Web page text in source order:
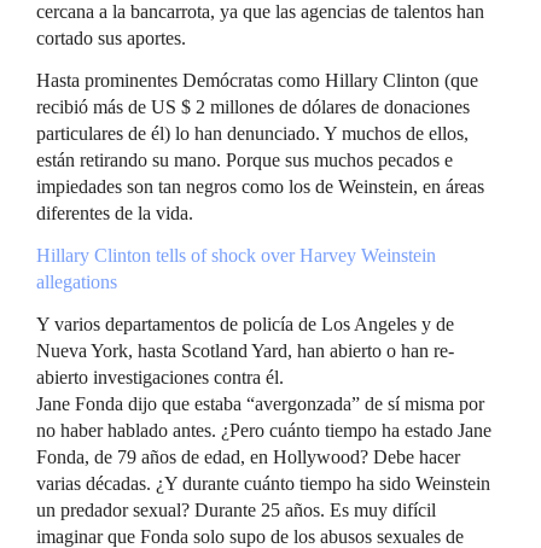
cercana a la bancarrota, ya que las agencias de talentos han
cortado sus aportes.
Hasta prominentes Demócratas como Hillary Clinton (que
recibió más de US $ 2 millones de dólares de donaciones
particulares de él) lo han denunciado. Y muchos de ellos,
están retirando su mano. Porque sus muchos pecados e
impiedades son tan negros como los de Weinstein, en áreas
diferentes de la vida.
Hillary Clinton tells of shock over Harvey Weinstein
allegations
Y varios departamentos de policía de Los Angeles y de
Nueva York, hasta Scotland Yard, han abierto o han re-
abierto investigaciones contra él.
Jane Fonda dijo que estaba “avergonzada” de sí misma por
no haber hablado antes. ¿Pero cuánto tiempo ha estado Jane
Fonda, de 79 años de edad, en Hollywood? Debe hacer
varias décadas. ¿Y durante cuánto tiempo ha sido Weinstein
un predador sexual? Durante 25 años. Es muy difícil
imaginar que Fonda solo supo de los abusos sexuales de